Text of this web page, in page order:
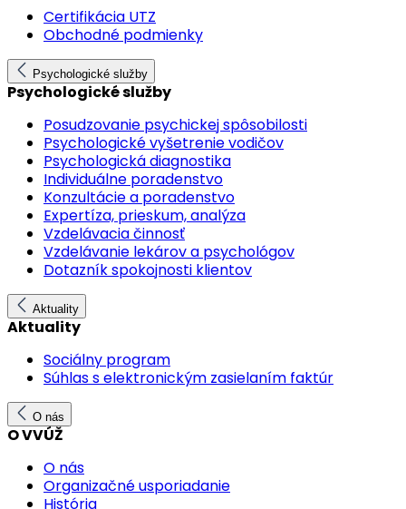
Certifikácia UTZ
Obchodné podmienky
Psychologické služby
Psychologické služby
Posudzovanie psychickej spôsobilosti
Psychologické vyšetrenie vodičov
Psychologická diagnostika
Individuálne poradenstvo
Konzultácie a poradenstvo
Expertíza, prieskum, analýza
Vzdelávacia činnosť
Vzdelávanie lekárov a psychológov
Dotazník spokojnosti klientov
Aktuality
Aktuality
Sociálny program
Súhlas s elektronickým zasielaním faktúr
O nás
O VVÚŽ
O nás
Organizačné usporiadanie
História